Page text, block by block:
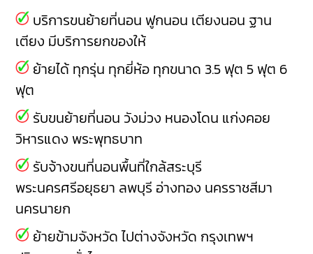
บริการขนย้ายที่นอน ฟูกนอน เตียงนอน ฐาน
เตียง มีบริการยกของให้
ย้ายได้ ทุกรุ่น ทุกยี่ห้อ ทุกขนาด 3.5 ฟุต 5 ฟุต 6
ฟุต
รับขนย้ายที่นอน วังม่วง หนองโดน แก่งคอย
วิหารแดง พระพุทธบาท
รับจ้างขนที่นอนพื้นที่ใกล้สระบุรี
พระนครศรีอยุธยา ลพบุรี อ่างทอง นครราชสีมา
นครนายก
ย้ายข้ามจังหวัด ไปต่างจังหวัด กรุงเทพฯ